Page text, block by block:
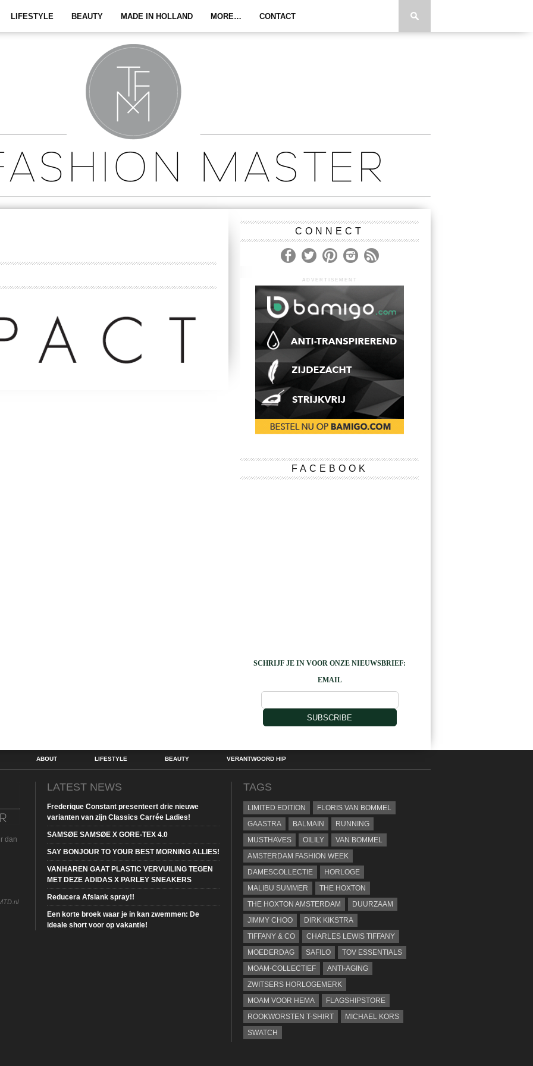
LIFESTYLE BEAUTY MADE IN HOLLAND MORE… CONTACT
CONNECT
ADVERTISEMENT
FACEBOOK
SCHRIJF JE IN VOOR ONZE NIEUWSBRIEF:
EMAIL
SUBSCRIBE
ABOUT LIFESTYLE BEAUTY VERANTWOORD HIP
dan
LATEST NEWS
Frederique Constant presenteert drie nieuwe
varianten van zijn Classics Carrée Ladies!
SAMSØE SAMSØE X GORE-TEX 4.0
SAY BONJOUR TO YOUR BEST MORNING ALLIES!
VANHAREN GAAT PLASTIC VERVUILING TEGEN
MET DEZE ADIDAS X PARLEY SNEAKERS
Reducera Afslank spray!!
Een korte broek waar je in kan zwemmen: De
ideale short voor op vakantie!
TAGS
LIMITED EDITION
FLORIS VAN BOMMEL
GAASTRA
BALMAIN
RUNNING
MUSTHAVES
OILILY
VAN BOMMEL
AMSTERDAM FASHION WEEK
DAMESCOLLECTIE
HORLOGE
MALIBU SUMMER
THE HOXTON
THE HOXTON AMSTERDAM
DUURZAAM
JIMMY CHOO
DIRK KIKSTRA
TIFFANY & CO
CHARLES LEWIS TIFFANY
MOEDERDAG
SAFILO
TOV ESSENTIALS
MOAM-COLLECTIEF
ANTI-AGING
ZWITSERS HORLOGEMERK
MOAM VOOR HEMA
FLAGSHIPSTORE
ROOKWORSTEN T-SHIRT
MICHAEL KORS
SWATCH